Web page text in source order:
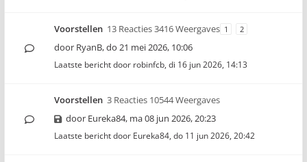
Voorstellen 13 Reacties 3416 Weergaves 1 2
door RyanB,do 21 mei 2026, 10:06
Laatste bericht door robinfcb, di 16 jun 2026, 14:13
Voorstellen 3 Reacties 10544 Weergaves
door Eureka84, ma 08 jun 2026, 20:23
Laatste bericht door Eureka84, do 11 jun 2026, 20:42